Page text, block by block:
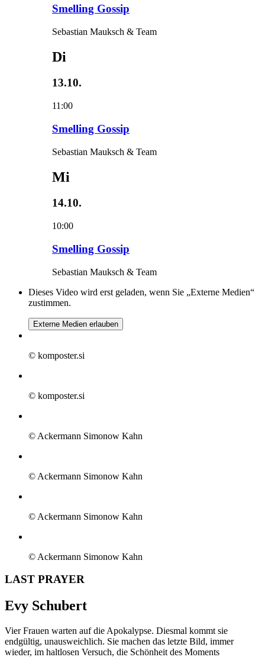
Smelling Gossip
Sebastian Mauksch & Team
Di
13.10.
11:00
Smelling Gossip
Sebastian Mauksch & Team
Mi
14.10.
10:00
Smelling Gossip
Sebastian Mauksch & Team
Dieses Video wird erst geladen, wenn Sie „Externe Medien“
zustimmen.
Externe Medien erlauben
© komposter.si
© komposter.si
© Ackermann Simonow Kahn
© Ackermann Simonow Kahn
© Ackermann Simonow Kahn
© Ackermann Simonow Kahn
LAST PRAYER
Evy Schubert
Vier Frauen warten auf die Apokalypse. Diesmal kommt sie
endgültig, unausweichlich. Sie machen das letzte Bild, immer
wieder, im haltlosen Versuch, die Schönheit des Moments